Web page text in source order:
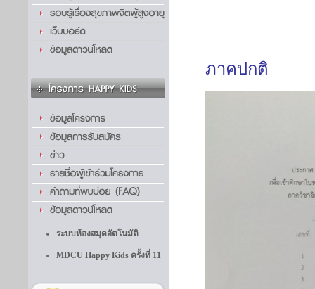
ระบบห้องสมุดอัตโนมัติ
MDCU Happy Kids ครั้งที่ 11
ภาคปกติ